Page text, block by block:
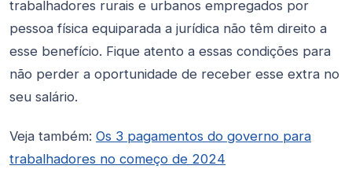
trabalhadores rurais e urbanos empregados por
pessoa física equiparada a jurídica não têm direito a
esse benefício. Fique atento a essas condições para
não perder a oportunidade de receber esse extra no
seu salário.
Veja também: Os 3 pagamentos do governo para
trabalhadores no começo de 2024